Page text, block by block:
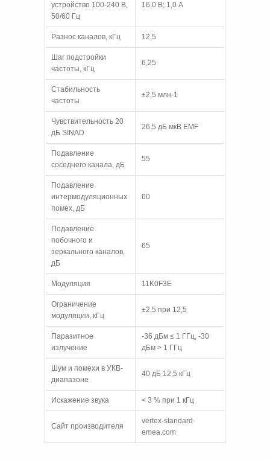
устройство 100-240 В,
50/60 Гц
16,0 В; 1,0 А
Разнос каналов, кГц 12,5
Шаг подстройки
частоты, кГц
6,25
Стабильность
частоты
±2,5 млн-1
Чувствительность 20
дБ SINAD
26,5 дБ мкВ EMF
Подавление
соседнего канала, дБ
55
Подавление
интермодуляционных
помех, дБ
60
Подавление
побочного и
зеркального каналов,
дБ
65
Модуляция 11K0F3E
Ограничение
модуляции, кГц
±2,5 при 12,5
Паразитное
излучение
-36 дБм ≤ 1 ГГц, -30
дБм > 1 ГГц
Шум и помехи в УКВ-
диапазоне
40 дБ 12,5 кГц
Искажение звука < 3 % при 1 кГц
Сайт производителя
vertex-standard-
emea.com